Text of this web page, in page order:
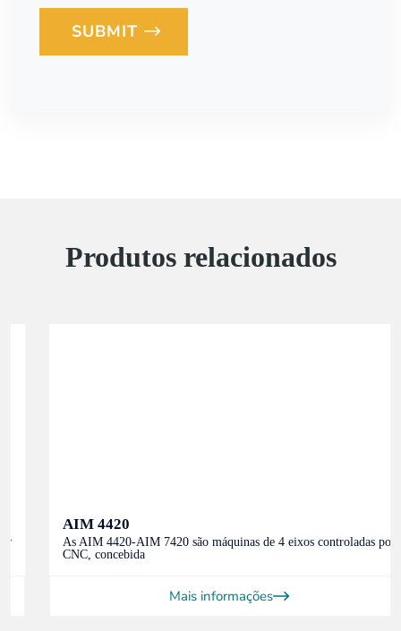
Loading...
SUBMIT
Produtos relacionados
AIM 4420
As AIM 4420-AIM 7420 são máquinas de 4 eixos controladas por
CNC, concebida
Mais informações